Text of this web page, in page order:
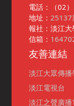
電話：（02
地址： 25137
報社：淡江
信箱：
友善連結
淡江大眾傳播
淡江電視台
淡江之聲廣播